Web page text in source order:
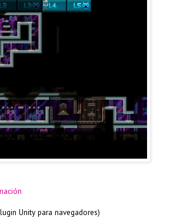
Unity para navegadores)